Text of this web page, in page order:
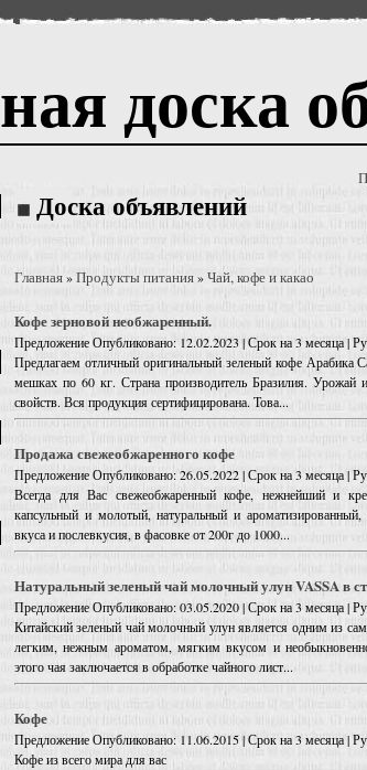
доска
Доска объявлений
Главная»Продукты питания»Чай, кофе и какао
Кофе зерновой необжаренный.
ПредложениеОпубликовано: 12.02.2023 | Срок на 3 месяца |
Предлагаем отличный оригинальный зеленый кофе Арабика
мешках по 60 кг. Страна производитель Бразилия. Урожай
свойств. Вся продукция сертифицирована. Това...
Продажа свежеобжаренного кофе
ПредложениеОпубликовано: 26.05.2022 | Срок на 3 месяца |
Всегда для Вас свежеобжаренный кофе, нежнейший и
капсульный и молотый, натуральный и
вкуса и послевкусия, в фасовке от 200г до 1000...
Натуральный зеленый чай молочный улун VASSA в
ПредложениеОпубликовано: 03.05.2020 | Срок на 3 месяца |
Китайский зеленый чай молочный улун является одним из
легким, нежным ароматом, мягким вкусом и
этого чая заключается в обработке чайного лист...
Кофе
ПредложениеОпубликовано: 11.06.2015 | Срок на 3 месяца |
Кофе из всего мира для вас